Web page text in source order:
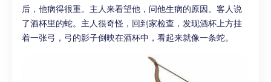
后，他病得很重。主人来看望他，问他生病的原因。客人说
了酒杯里的蛇。主人很奇怪，回到家检查，发现酒杯上方挂
着一张弓，弓的影子倒映在酒杯中，看起来就像一条蛇。